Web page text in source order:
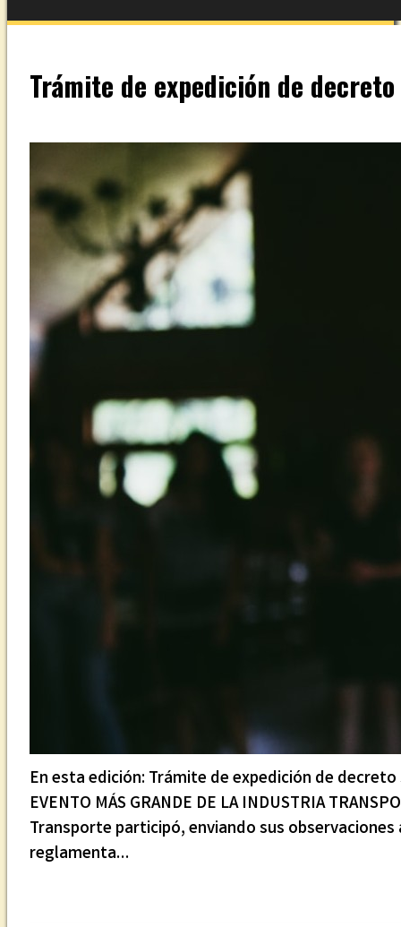
Trámite de expedición de decreto
En esta edición: Trámite de expedición de decreto
EVENTO MÁS GRANDE DE LA INDUSTRIA
Transporte participó, enviando sus
reglamenta…